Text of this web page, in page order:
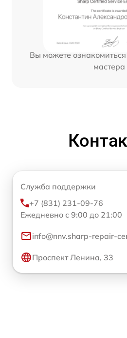
Вы можете
мастера
Служба поддержки
+7 (831) 231-09-76
Ежедневно с 9:00 до 21:00
info@nnv.sharp-repair-
Проспект Ленина, 33